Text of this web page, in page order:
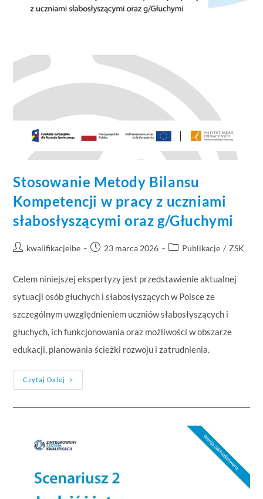
Stosowanie Metody Bilansu
Kompetencji w pracy z uczniami
słabosłyszącymi oraz g/Głuchymi
kwalifikacjeibe 23 marca 2026 Publikacje / ZSK
Celem niniejszej ekspertyzy jest przedstawienie aktualnej
sytuacji osób głuchych i słabosłyszących w Polsce ze
szczególnym uwzględnieniem uczniów słabosłyszących i
głuchych, ich funkcjonowania oraz możliwości w obszarze
edukacji, planowania ścieżki rozwoju i zatrudnienia.
Czytaj Dalej